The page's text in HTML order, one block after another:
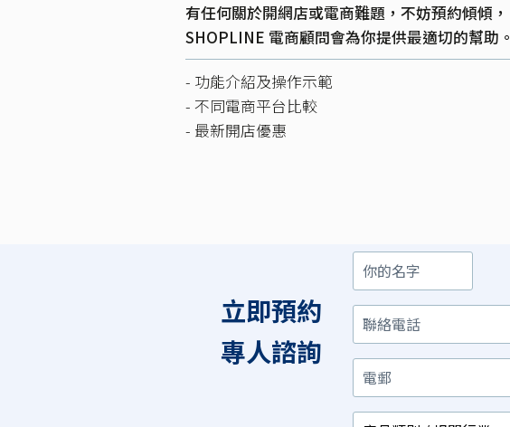
有任何關於開網店或電商難題，不妨預約傾傾，
SHOPLINE 電商顧問會為你提供最適切的幫助。
- 功能介紹及操作示範
- 不同電商平台比較
- 最新開店優惠
你
的
名
字
聯
絡
電
話
電
郵
產
品
類
別
相
關
行
業
你
是
否
已
經
有
相
關
產
品？
你
對
以
下
那
項
最
感
興
趣？
立即預約
專人諮詢